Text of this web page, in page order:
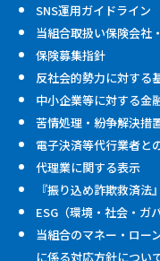
SNS運用ガイドライン
当組合取扱い保険会社
保険募集指針
反社会的勢力に対する
中小企業等に対する金
苦情処理・紛争解決措
電子決済等代行業者と
代理業に関する表示
『振り込め詐欺救済法
ESG（環境・社会・ガ
当組合のマネー・ロー
に係る対応方針につい